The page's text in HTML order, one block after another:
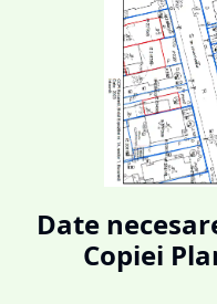
Date
Copiei